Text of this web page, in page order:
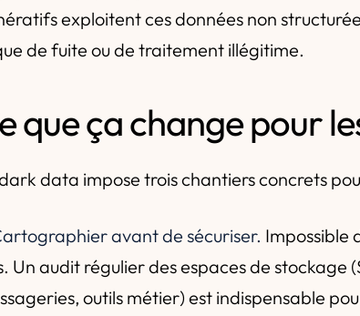
exploitent ces données non
de fuite ou de traitement illégitime.
que ça change pour
data impose trois chantiers concrets
avant de sécuriser. Impossible
Un audit régulier des espaces de stockage
outils métier) est indispensable